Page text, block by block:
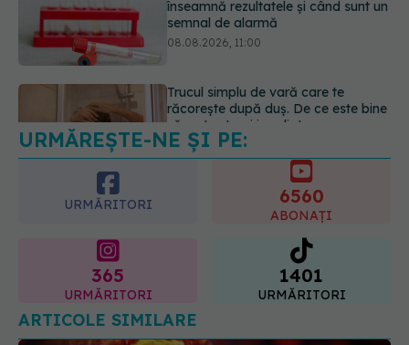
Trucul simplu de vară care te
răcorește după duș. De ce este bine
să nu te ștergi imediat
Bacteria din intestin care a crescut
forța musculară cu 30%
08.08.2026, 14:00
URMĂREȘTE-NE ȘI PE:
6560
ABONAȚI
365
URMĂRITORI
1401
URMĂRITORI
ARTICOLE SIMILARE